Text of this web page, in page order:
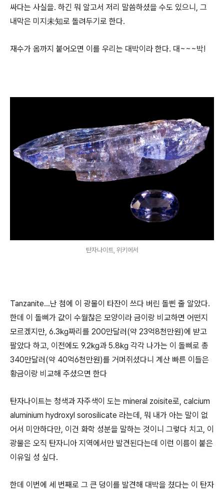
싸다는 사실을. 하긴 뭐 알고서 저리 말씀하셨을 수도 있으니, 그
내막은 미지未知로 돌려두기로 한다.
재수가 옴까지 붙어오면 이를 우리는 대박이라 한다. 대~~~박!
탄자나이트, 위키에서
Tanzanite...난 첨에 이 광물이 타잔이 쓰다 버린 돌삔 줄 알았다.
한데 이 돌삐가 값이 수월찮은 모양이라 금이랑 비교하면 어떤지
모르겠지만, 6.3㎏짜리를 200만달러(약 23억8천만원)에 받고
팔았다 하고, 이전에도 9.2㎏과 5.8㎏ 각각 나가는 이 돌삐로 총
340만달러(약 40억6천만원)를 거머쥐셨다니 계산 빠른 이들은
황금이랑 비교해 주셨으면 한다
탄자나이트는 청색과 자주색이 도는 mineral zoisite로, calcium
aluminium hydroxyl sorosilicate 라는데, 뭐 내가 아는 말이 없
어서 미안하다만, 이건 화학 성분을 말하는 것이니 그렇다 치고, 이
광물은 오직 탄자니아 지역에서만 발견된다는데 이런 이름이 붙은
이유일 성 싶다.
한데 이번에 세 번째로 그 큰 덩이를 발견해 대박을 쳤다는 이 탄자